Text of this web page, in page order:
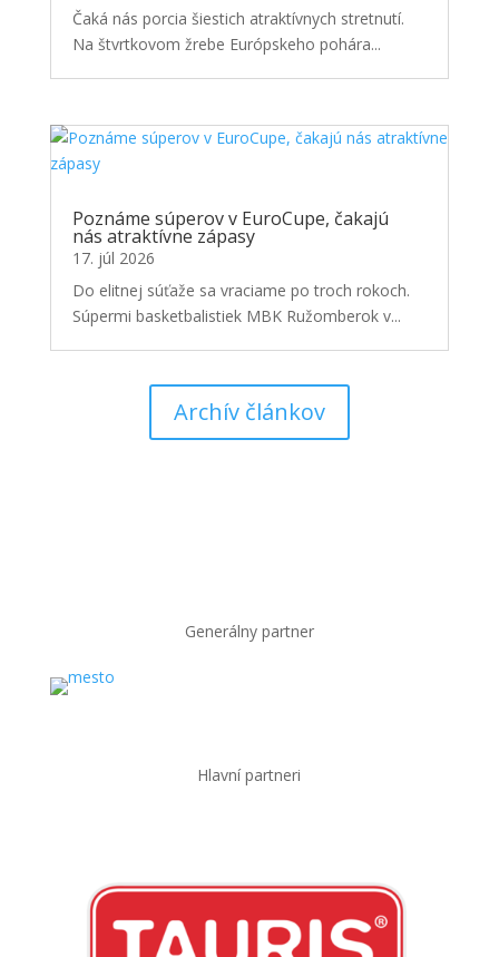
Čaká nás porcia šiestich atraktívnych stretnutí.
Na štvrtkovom žrebe Európskeho pohára...
Poznáme súperov v EuroCupe, čakajú
nás atraktívne zápasy
17. júl 2026
Do elitnej súťaže sa vraciame po troch rokoch.
Súpermi basketbalistiek MBK Ružomberok v...
Archív článkov
Generálny partner
Hlavní partneri